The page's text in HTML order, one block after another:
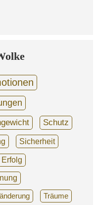
Schutz
Sicherheit
Erfolg
Träume